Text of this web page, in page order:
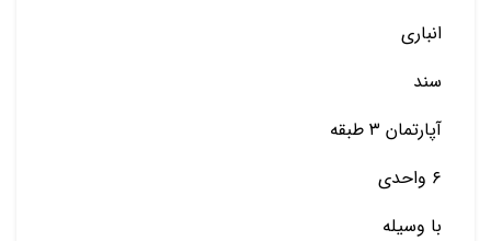
انباری
سند
آپارتمان ۳ طبقه
۶ واحدی
با وسیله